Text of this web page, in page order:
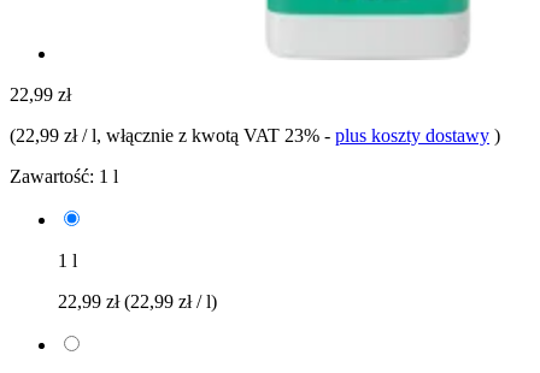
22,99 zł
(22,99 zł / l, włącznie z kwotą VAT 23% - plus koszty dostawy )
Zawartość: 1 l
1 l
22,99 zł(22,99 zł / l)